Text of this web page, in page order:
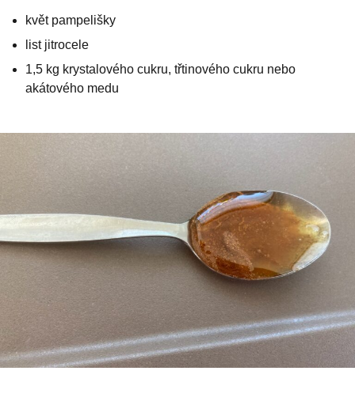
květ pampelišky
list jitrocele
1,5 kg krystalového cukru, třtinového cukru nebo
akátového medu